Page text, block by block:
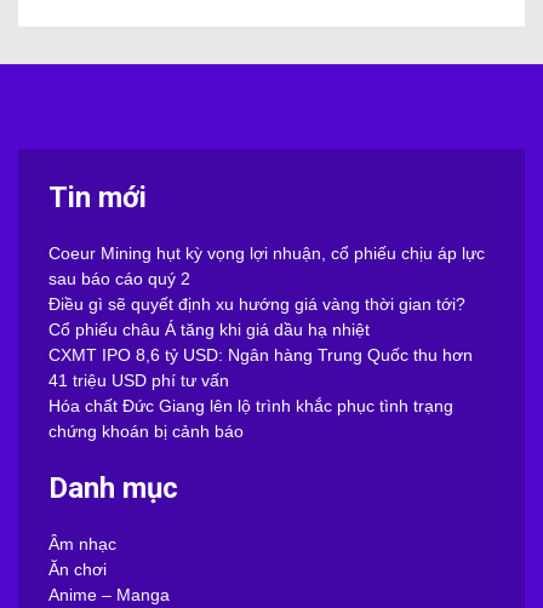
Tin mới
Coeur Mining hụt kỳ vọng lợi nhuận, cổ phiếu chịu áp lực
sau báo cáo quý 2
Điều gì sẽ quyết định xu hướng giá vàng thời gian tới?
Cổ phiếu châu Á tăng khi giá dầu hạ nhiệt
CXMT IPO 8,6 tỷ USD: Ngân hàng Trung Quốc thu hơn
41 triệu USD phí tư vấn
Hóa chất Đức Giang lên lộ trình khắc phục tình trạng
chứng khoán bị cảnh báo
Danh mục
Âm nhạc
Ăn chơi
Anime – Manga